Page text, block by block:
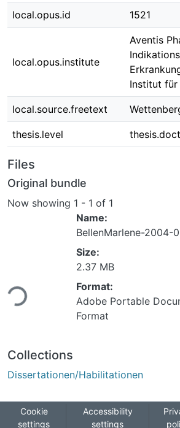
local.opus.id 1521
local.opus.institute
Aventis
Institut für
local.source.freetext
thesis.level
Files
Original bundle
Now showing 1 - 1 of 1
Loading...
Name:
BellenMarlene-2004-
Size:
2.37 MB
Format:
Adobe Portable
Format
Collections
Dissertationen/Habilitationen
Cookie
settings
Accessibility
settings